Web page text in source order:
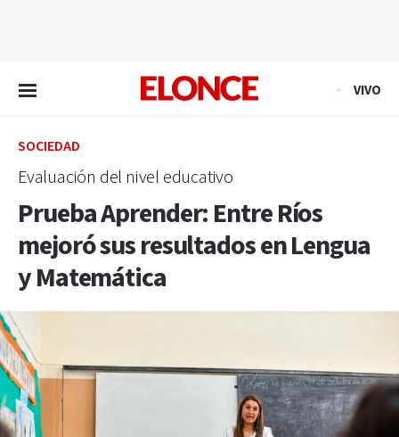
VIVO
SOCIEDAD
Evaluación del nivel educativo
Prueba Aprender: Entre Ríos
mejoró sus resultados en Lengua
y Matemática